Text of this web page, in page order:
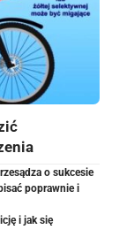
o sukcesie
poprawnie i
i jak się